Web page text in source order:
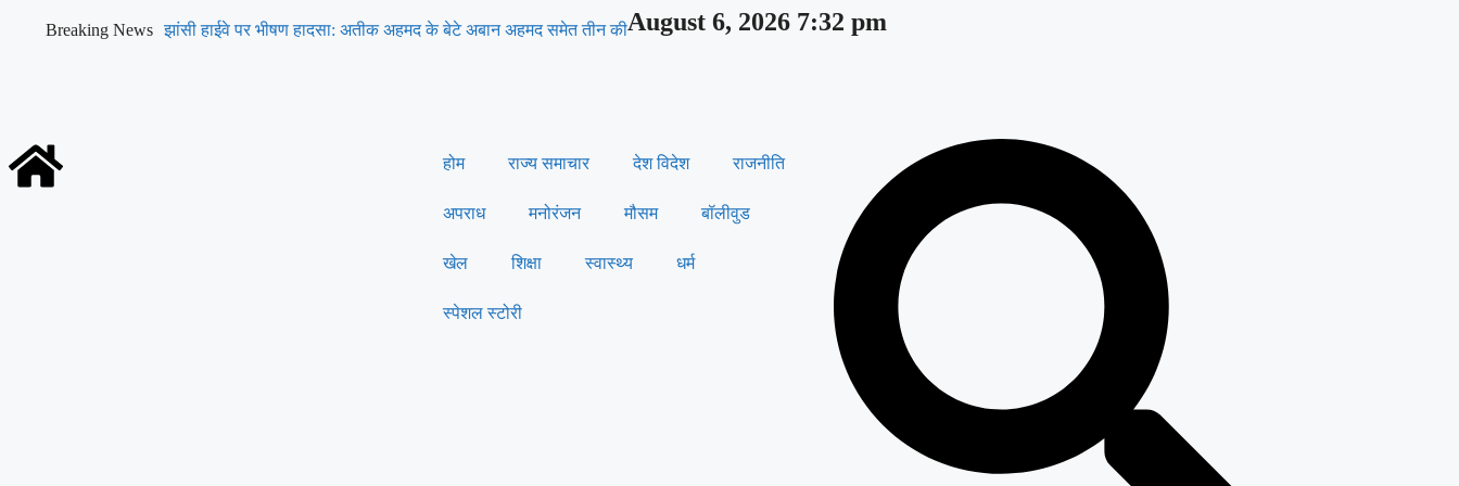
Breaking News झांसी हाईवे पर भीषण हादसा: अतीक अहमद के बेटे अबान अहमद समेत तीन कीAugust 6, 2026 7:32 pm
होम राज्य समाचार देश विदेश राजनीति
अपराध मनोरंजन मौसम बॉलीवुड
खेल शिक्षा स्वास्थ्य धर्म
स्पेशल स्टोरी